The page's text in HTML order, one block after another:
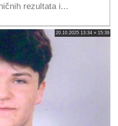
rezultata i...
20.10.2025 13:34 » 15:39